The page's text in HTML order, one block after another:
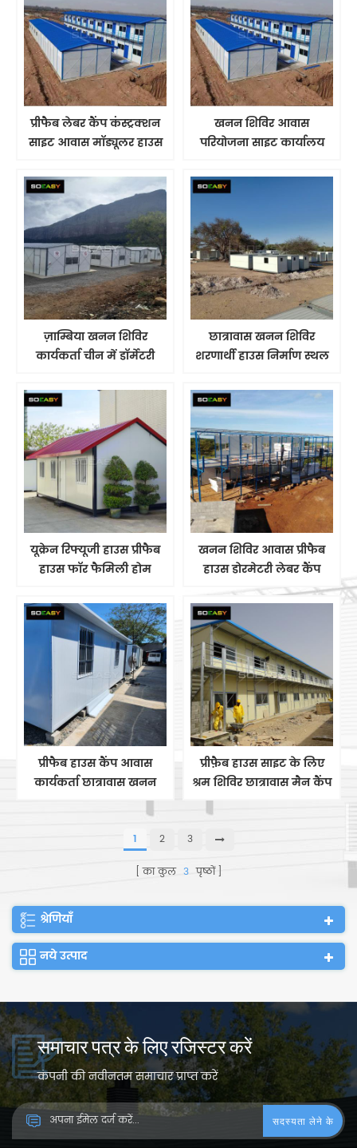
प्रीफैब लेबर कैंप कंस्ट्रक्शन
साइट आवास मॉड्यूलर हाउस
खनन शिविर आवास
परियोजना साइट कार्यालय
ज़ाम्बिया खनन शिविर
कार्यकर्ता चीन में डॉर्मेटरी
निर्माता
छात्रावास खनन शिविर
शरणार्थी हाउस निर्माण स्थल
यूक्रेन रिफ्यूजी हाउस प्रीफैब
हाउस फॉर फैमिली होम
लेबर कैंप
खनन शिविर आवास प्रीफैब
हाउस डोरमेटरी लेबर कैंप
प्रीफैब हाउस कैंप आवास
कार्यकर्ता छात्रावास खनन
प्रीफ़ैब हाउस साइट के लिए
श्रम शिविर छात्रावास मैन कैंप
आवास तेल और गैस शिविर
1 2 3
का कुल 3 पृष्ठों
श्रेणियाँ
नये उत्पाद
समाचार पत्र के लिए रजिस्टर करें
कंपनी की नवीनतम समाचार प्राप्त करें